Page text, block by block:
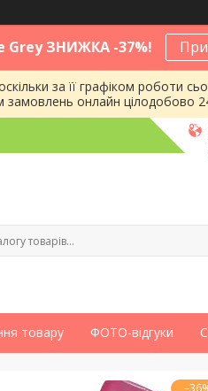
Grey ЗНИЖКА -37%!
за її графіком роботи
онлайн цілодобово
товару ФОТО-відгуки